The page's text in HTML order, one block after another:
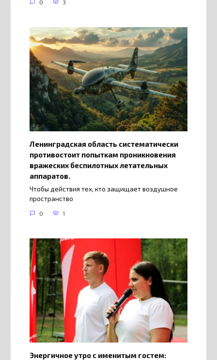
0 3
Ленинградская область систематически
противостоит попыткам проникновения
вражеских беспилотных летательных
аппаратов.
Чтобы действия тех, кто защищает воздушное
пространство
0 1
Энергичное утро с именитым гостем: